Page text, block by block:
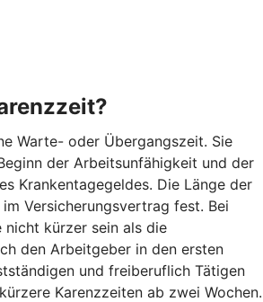
Warte- oder Übergangszeit. Sie
der Arbeitsunfähigkeit und der
Krankentagegeldes. Die Länge der
Versicherungsvertrag fest. Bei
kürzer sein als die
den Arbeitgeber in den ersten
und freiberuflich Tätigen
Karenzzeiten ab zwei Wochen.